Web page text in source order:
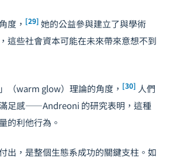
度， [29] 她的公益參與建立了與學術
這些社會資本可能在未來帶來意想不到
（warm glow）理論的角度， [30] 人們
足感——Andreoni 的研究表明，這種
的利他行為。
出，是整個生態系成功的關鍵支柱。如